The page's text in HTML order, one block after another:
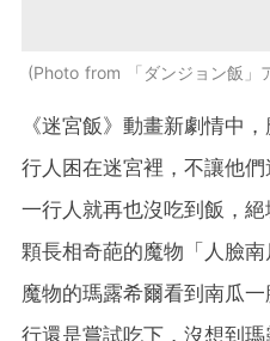
Photo from 「ダンジョン飯」
《迷宮飯》動畫新劇情中
行人困在迷宮裡，不讓他
一行人就再也沒吃到飯，
顆長相奇葩的魔物「人臉
魔物的瑪露希爾看到南瓜
行還是嘗試吃下，沒想到